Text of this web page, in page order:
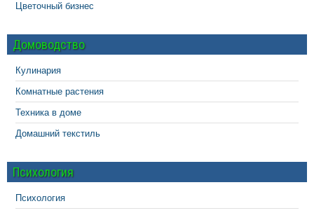
Цветочный бизнес
Домоводство
Кулинария
Комнатные растения
Техника в доме
Домашний текстиль
Психология
Психология